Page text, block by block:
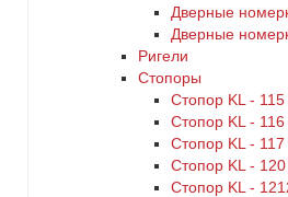
Дверные
Дверные
Ригели
Стопоры
Стопор KL - 115
Стопор KL -
Стопор KL -
Стопор KL - 120
Стопор KL -